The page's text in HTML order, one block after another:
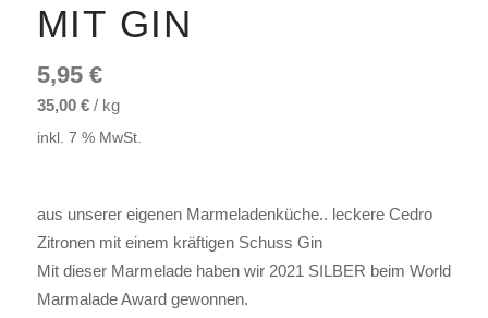
MIT GIN
5,95 €
35,00 €/ kg
inkl. 7 % MwSt.
aus unserer eigenen Marmeladenküche.. leckere Cedro
Zitronen mit einem kräftigen Schuss Gin
Mit dieser Marmelade haben wir 2021 SILBER beim World
Marmalade Award gewonnen.